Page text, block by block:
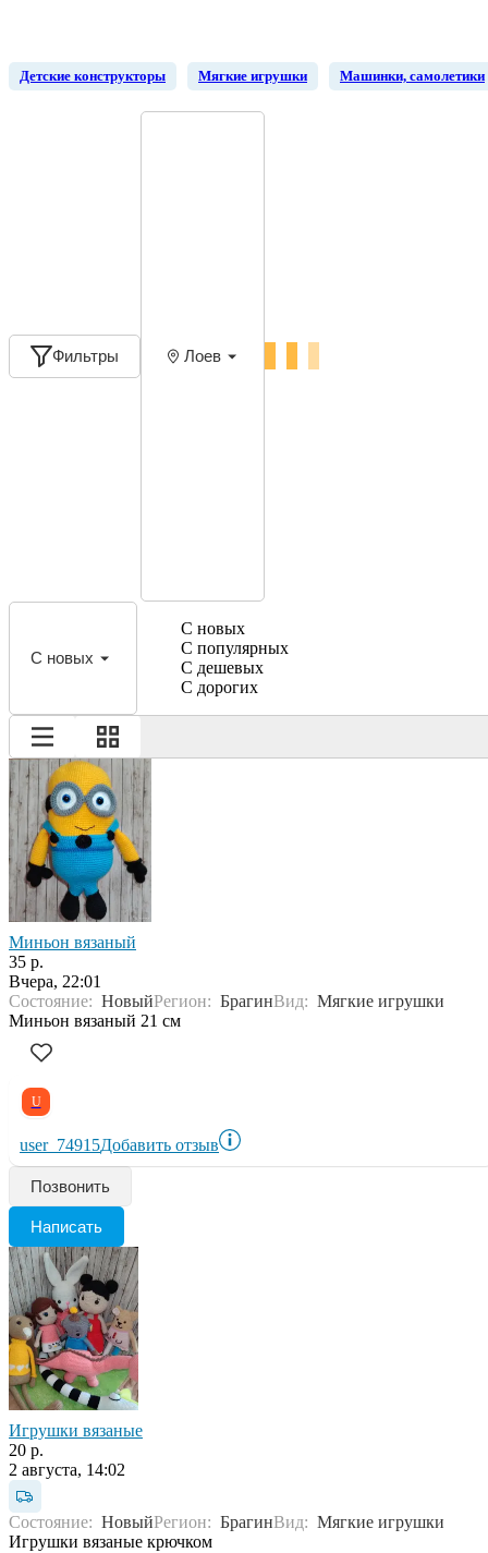
Детские конструкторы Мягкие игрушки Машинки, самолетики
Фильтры Лоев
С новых
С новых
С популярных
С дешевых
С дорогих
Миньон вязаный
35 р.
Вчера, 22:01
Состояние: НовыйРегион: БрагинВид: Мягкие игрушки
Миньон вязаный 21 см
U
user_74915Добавить отзыв
Позвонить
Написать
Игрушки вязаные
20 р.
2 августа, 14:02
Состояние: НовыйРегион: БрагинВид: Мягкие игрушки
Игрушки вязаные крючком